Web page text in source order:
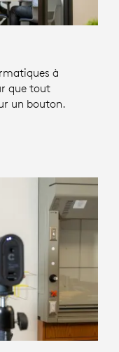
à
que tout
un bouton.